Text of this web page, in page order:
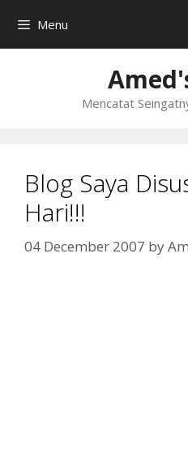
content
Menu
Mencatat
Blog Saya
Hari!!!
04 December 2007 by